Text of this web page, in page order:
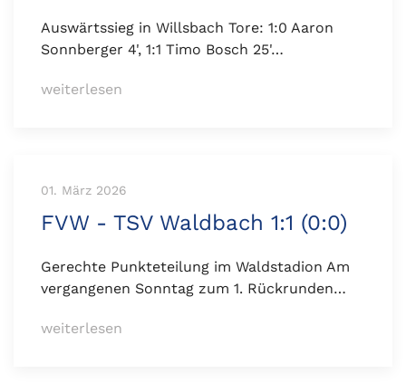
Auswärtssieg in Willsbach Tore: 1:0 Aaron
Sonnberger 4', 1:1 Timo Bosch 25'…
weiterlesen
01. März 2026
FVW - TSV Waldbach 1:1 (0:0)
Gerechte Punkteteilung im Waldstadion Am
vergangenen Sonntag zum 1. Rückrunden…
weiterlesen